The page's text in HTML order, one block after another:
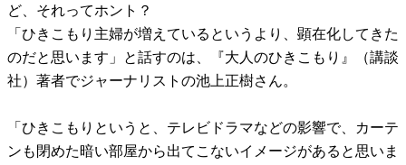
ど、それってホント？
「ひきこもり主婦が増えているというより、顕在化してきた
のだと思います」と話すのは、『大人のひきこもり』（講談
社）著者でジャーナリストの池上正樹さん。
「ひきこもりというと、テレビドラマなどの影響で、カーテ
ンも閉めた暗い部屋から出てこないイメージがあると思いま